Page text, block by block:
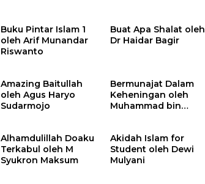
Buku Pintar Islam 1
oleh Arif Munandar
Riswanto
Buat Apa Shalat oleh
Dr Haidar Bagir
Amazing Baitullah
oleh Agus Haryo
Sudarmojo
Bermunajat Dalam
Keheningan oleh
Muhammad bin
Alhamdulillah Doaku
Terkabul oleh M
Syukron Maksum
Akidah Islam for
Student oleh Dewi
Mulyani